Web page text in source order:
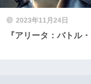
2023年11月24日
『アリータ：バトル